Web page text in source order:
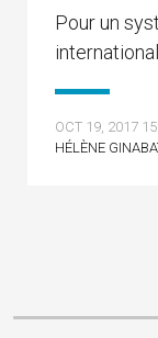
Pour un
OCT 19, 2017
HÉLÈNE